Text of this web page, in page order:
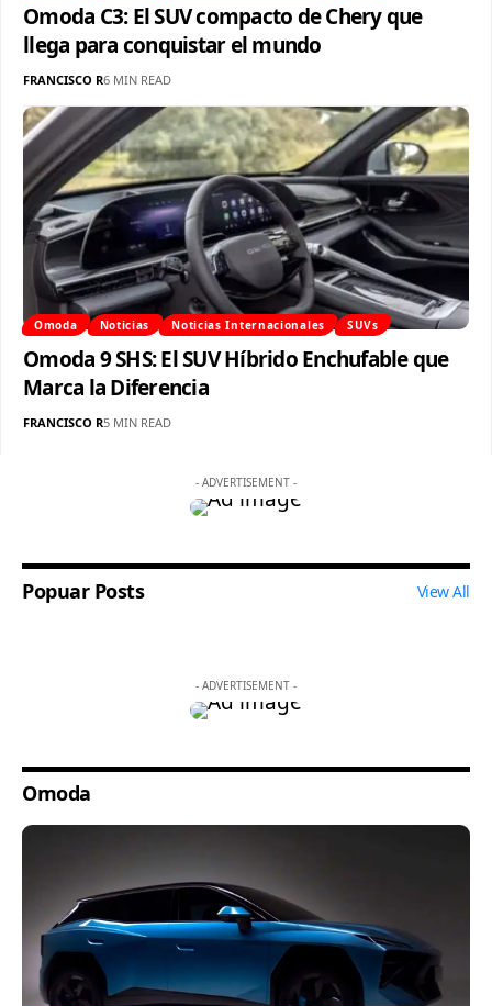
Omoda C3: El SUV compacto de Chery que
llega para conquistar el mundo
FRANCISCO R6 MIN READ
Omoda Noticias Noticias Internacionales SUVs
Omoda 9 SHS: El SUV Híbrido Enchufable que
Marca la Diferencia
FRANCISCO R5 MIN READ
- ADVERTISEMENT -
Popuar Posts View All
- ADVERTISEMENT -
Omoda